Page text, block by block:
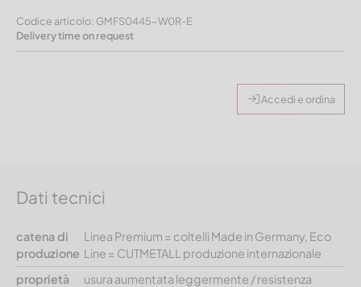
Codice articolo: GMFS0445-W0R-E
Delivery time on request
Accedi e ordina
Dati tecnici
catena di
produzione
Linea Premium = coltelli Made in Germany, Eco
Line = CUTMETALL produzione internazionale
proprietà
usura aumentata leggermente / resistenza